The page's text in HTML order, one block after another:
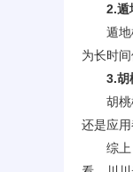
2.遁
遁
为长时间
3.胡
胡
还是应用
综